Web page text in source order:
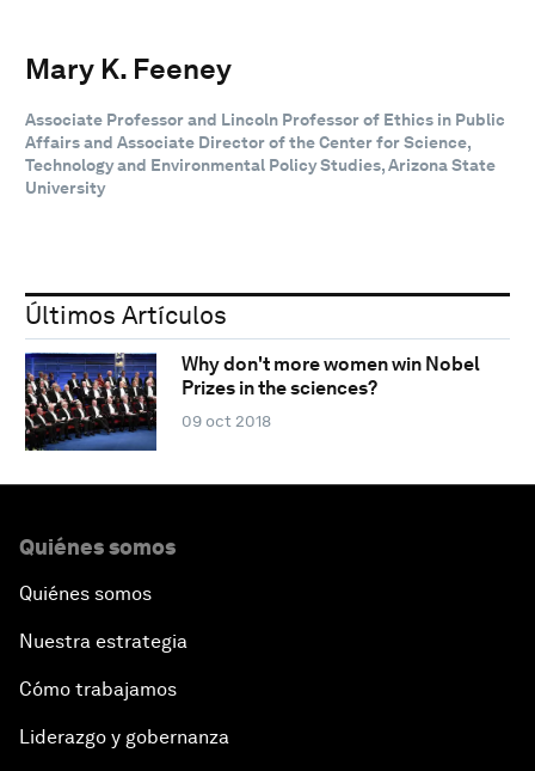
Mary K. Feeney
Associate Professor and Lincoln Professor of Ethics in Public
Affairs and Associate Director of the Center for Science,
Technology and Environmental Policy Studies, Arizona State
University
Últimos Artículos
Why don't more women win Nobel
Prizes in the sciences?
09 oct 2018
Quiénes somos
Quiénes somos
Nuestra estrategia
Cómo trabajamos
Liderazgo y gobernanza